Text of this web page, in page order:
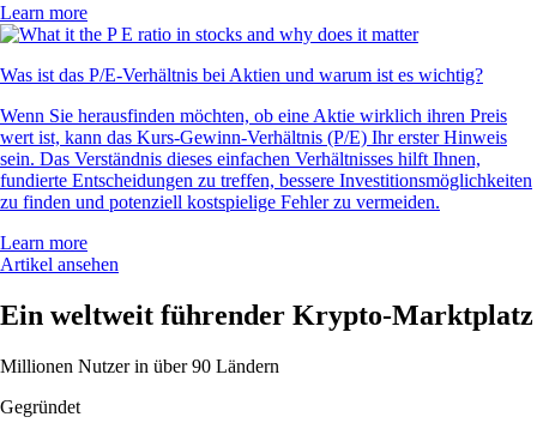
Learn more
Was ist das P/E-Verhältnis bei Aktien und warum ist es wichtig?
Wenn Sie herausfinden möchten, ob eine Aktie wirklich ihren Preis
wert ist, kann das Kurs-Gewinn-Verhältnis (P/E) Ihr erster Hinweis
sein. Das Verständnis dieses einfachen Verhältnisses hilft Ihnen,
fundierte Entscheidungen zu treffen, bessere Investitionsmöglichkeiten
zu finden und potenziell kostspielige Fehler zu vermeiden.
Learn more
Artikel ansehen
Ein weltweit führender Krypto-Marktplatz
Millionen Nutzer in über 90 Ländern
Gegründet